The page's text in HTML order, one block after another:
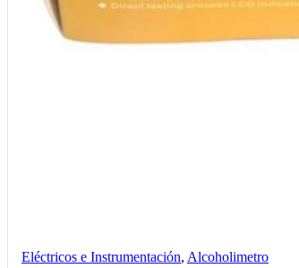
Eléctricos e Instrumentación, Alcoholimetro